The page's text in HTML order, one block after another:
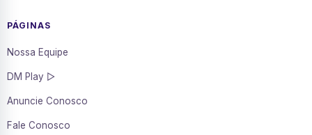
PÁGINAS
Nossa Equipe
DM Play ▷
Anuncie Conosco
Fale Conosco